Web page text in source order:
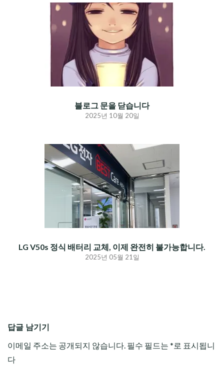
블로그 문을 닫습니다
2025년 10월 20일
LG V50s 정식 배터리 교체, 이제 완전히 불가능합니다.
2025년 05월 21일
답글 남기기
이메일 주소는 공개되지 않습니다. 필수 필드는 * 로 표시됩니
다